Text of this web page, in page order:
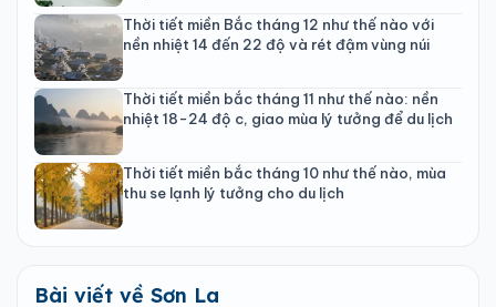
Thời tiết miền Bắc tháng 12 như thế nào với
nền nhiệt 14 đến 22 độ và rét đậm vùng núi
Thời tiết miền bắc tháng 11 như thế nào: nền
nhiệt 18-24 độ c, giao mùa lý tưởng để du lịch
Thời tiết miền bắc tháng 10 như thế nào, mùa
thu se lạnh lý tưởng cho du lịch
Bài viết về Sơn La